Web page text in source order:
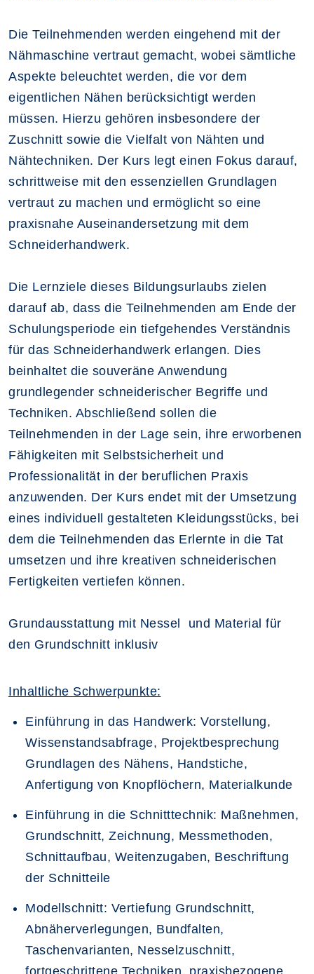
Die Teilnehmenden werden eingehend mit der
Nähmaschine vertraut gemacht, wobei sämtliche
Aspekte beleuchtet werden, die vor dem
eigentlichen Nähen berücksichtigt werden
müssen. Hierzu gehören insbesondere der
Zuschnitt sowie die Vielfalt von Nähten und
Nähtechniken. Der Kurs legt einen Fokus darauf,
schrittweise mit den essenziellen Grundlagen
vertraut zu machen und ermöglicht so eine
praxisnahe Auseinandersetzung mit dem
Schneiderhandwerk.
Die Lernziele dieses Bildungsurlaubs zielen
darauf ab, dass die Teilnehmenden am Ende der
Schulungsperiode ein tiefgehendes Verständnis
für das Schneiderhandwerk erlangen. Dies
beinhaltet die souveräne Anwendung
grundlegender schneiderischer Begriffe und
Techniken. Abschließend sollen die
Teilnehmenden in der Lage sein, ihre erworbenen
Fähigkeiten mit Selbstsicherheit und
Professionalität in der beruflichen Praxis
anzuwenden. Der Kurs endet mit der Umsetzung
eines individuell gestalteten Kleidungsstücks, bei
dem die Teilnehmenden das Erlernte in die Tat
umsetzen und ihre kreativen schneiderischen
Fertigkeiten vertiefen können.
Grundausstattung mit Nessel und Material für
den Grundschnitt inklusiv
Inhaltliche Schwerpunkte:
Einführung in das Handwerk: Vorstellung,
Wissenstandsabfrage, Projektbesprechung
Grundlagen des Nähens, Handstiche,
Anfertigung von Knopflöchern, Materialkunde
Einführung in die Schnitttechnik: Maßnehmen,
Grundschnitt, Zeichnung, Messmethoden,
Schnittaufbau, Weitenzugaben, Beschriftung
der Schnitteile
Modellschnitt: Vertiefung Grundschnitt,
Abnäherverlegungen, Bundfalten,
Taschenvarianten, Nesselzuschnitt,
fortgeschrittene Techniken, praxisbezogene